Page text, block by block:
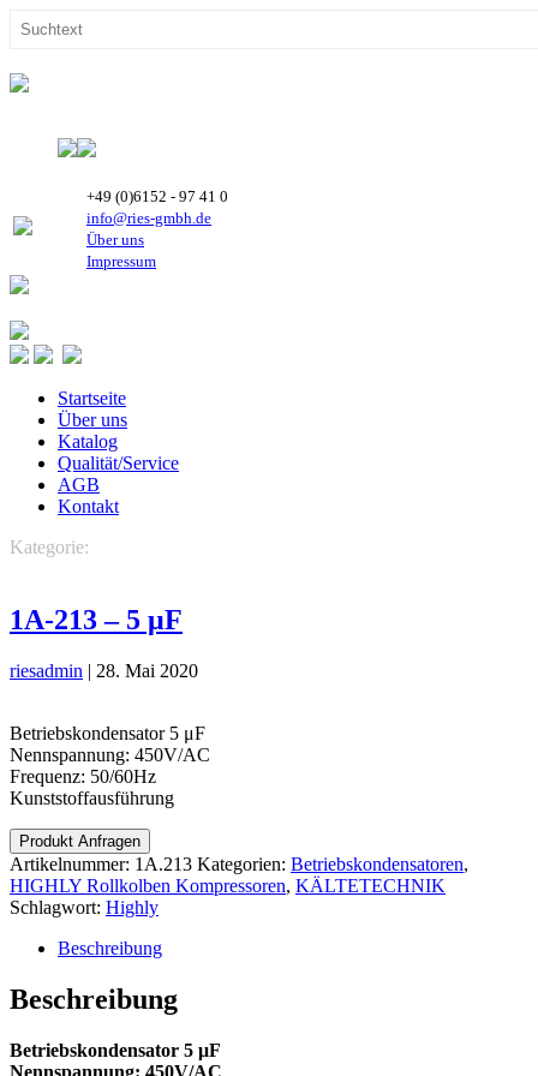
+49 (0)6152 - 97 41 0
info@ries-gmbh.de
Über uns
Impressum
Startseite
Über uns
Katalog
Qualität/Service
AGB
Kontakt
Kategorie:
1A-213 – 5 μF
riesadmin | 28. Mai 2020
Betriebskondensator 5 μF
Nennspannung: 450V/AC
Frequenz: 50/60Hz
Kunststoffausführung
Produkt Anfragen
Artikelnummer: 1A.213 Kategorien: Betriebskondensatoren,
HIGHLY Rollkolben Kompressoren, KÄLTETECHNIK
Schlagwort: Highly
Beschreibung
Beschreibung
Betriebskondensator 5 μF
Nennspannung: 450V/AC